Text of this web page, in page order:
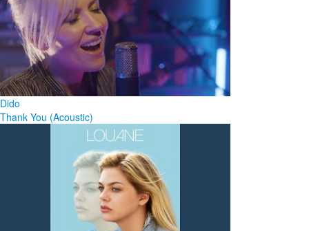
Dido
Thank You (Acoustic)